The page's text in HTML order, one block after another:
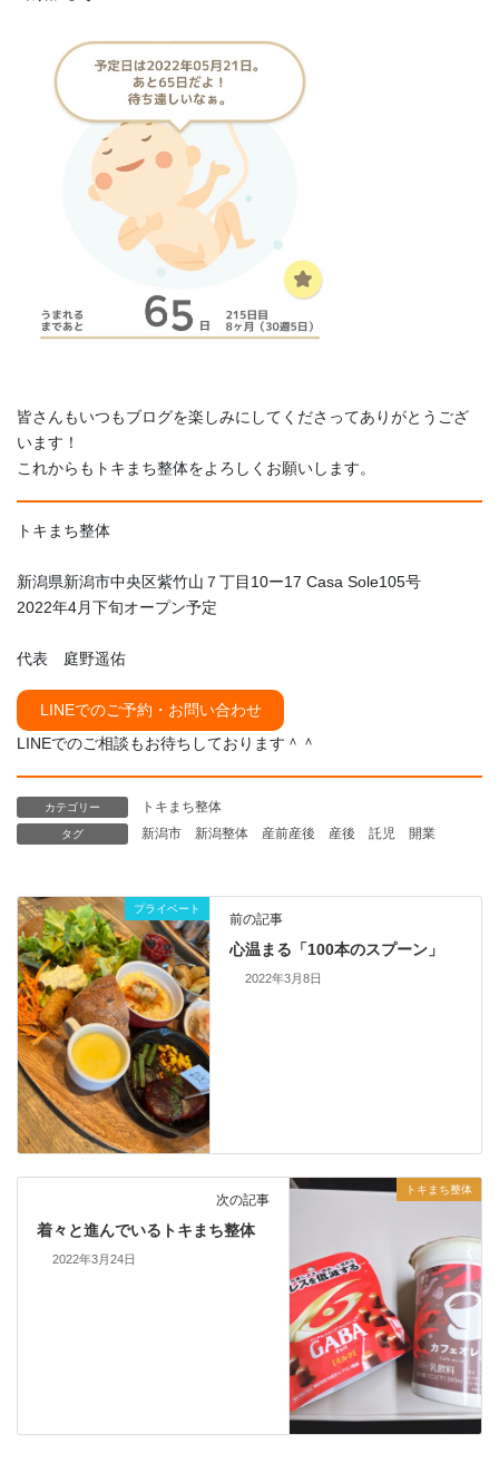
皆さんもいつもブログを楽しみにしてくださってありがとうござ
います！
これからもトキまち整体をよろしくお願いします。
トキまち整体
新潟県新潟市中央区紫竹山７丁目10ー17 Casa Sole105号
2022年4月下旬オープン予定
代表 庭野遥佑
LINEでのご予約・お問い合わせ
LINEでのご相談もお待ちしております＾＾
カテゴリー トキまち整体
タグ 新潟市 新潟整体 産前産後 産後 託児 開業
プライベート
前の記事
心温まる「100本のスプーン」
2022年3月8日
トキまち整体
次の記事
着々と進んでいるトキまち整体
2022年3月24日